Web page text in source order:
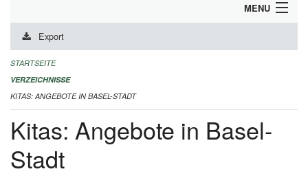
MENU
ALLGEMEINE INFORMATIONEN
IMPRESSUM
Export
STARTSEITE
VERZEICHNISSE
KITAS: ANGEBOTE IN BASEL-STADT
Kitas: Angebote in Basel-
Stadt